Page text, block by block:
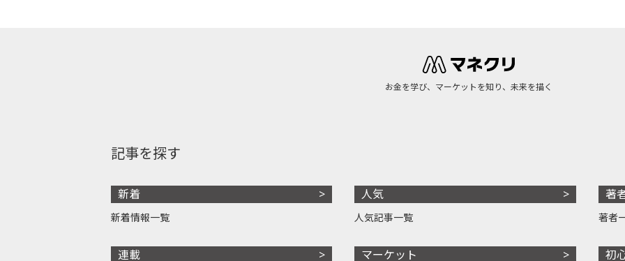
お金を学び、マーケットを知り、未来を描く
記事を探す
新着
新着情報一覧
連載
人気
人気記事一覧
マーケット
著
著者
初